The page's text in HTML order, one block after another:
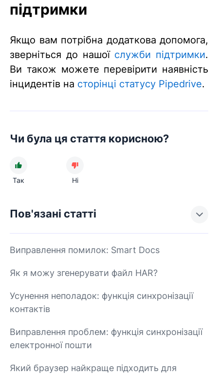
підтримки
Якщо вам потрібна додаткова допомога,
зверніться до нашої служби підтримки.
Ви також можете перевірити наявність
інцидентів на сторінці статусу Pipedrive.
Чи була ця стаття корисною?
Так Ні
Пов'язані статті
Виправлення помилок: Smart Docs
Як я можу згенерувати файл HAR?
Усунення неполадок: функція синхронізації
контактів
Виправлення проблем: функція синхронізації
електронної пошти
Який браузер найкраще підходить для